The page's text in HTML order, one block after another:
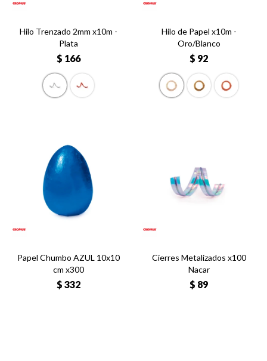
Hilo Trenzado 2mm x10m -
Plata
$ 166
Hilo de Papel x10m -
Oro/Blanco
$ 92
Papel Chumbo AZUL 10x10
cm x300
$ 332
Cierres Metalizados x100
Nacar
$ 89